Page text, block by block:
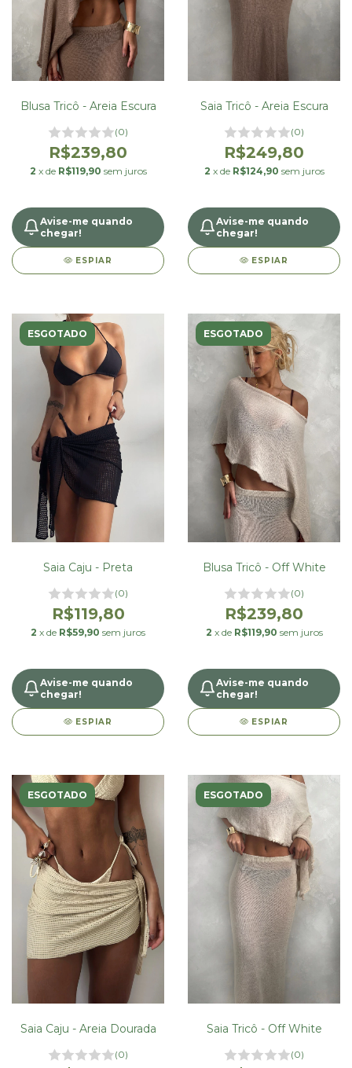
Blusa Tricô - Areia Escura
(0)
R$239,80
2 x de R$119,90 sem juros
Avise-me quando
chegar!
ESPIAR
Saia Tricô - Areia Escura
(0)
R$249,80
2 x de R$124,90 sem juros
Avise-me quando
chegar!
ESPIAR
ESGOTADO
Saia Caju - Preta
(0)
R$119,80
2 x de R$59,90 sem juros
Avise-me quando
chegar!
ESPIAR
ESGOTADO
Blusa Tricô - Off White
(0)
R$239,80
2 x de R$119,90 sem juros
Avise-me quando
chegar!
ESPIAR
ESGOTADO
Saia Caju - Areia Dourada
(0)
ESGOTADO
Saia Tricô - Off White
(0)